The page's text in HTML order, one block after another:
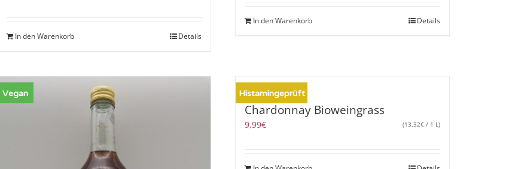
In den Warenkorb Details
In den Warenkorb Details
Vegan Histamingeprüft
Chardonnay Bioweingrass
9,99€ (13,32€/ 1 L)